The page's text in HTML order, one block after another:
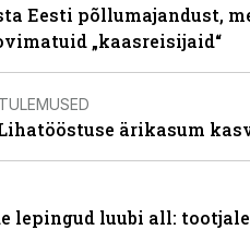
Eesti põllumajandust,
„kaasreisijaid“
ärikasum
lepingud luubi all: